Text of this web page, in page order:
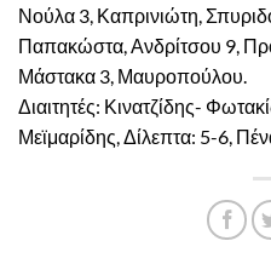
Νούλα 3, Καπρινιώτη,
Παπακώστα, Ανδρίτσου 9,
Μάστακα 3, Μαυροπούλου.
Διαιτητές: Κινατζίδης-
Μεϊμαρίδης, Δίλεπτα: 5-6,